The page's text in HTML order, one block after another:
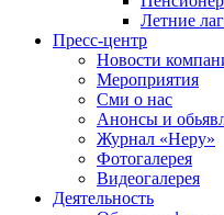
Летние
Пресс-центр
Новости
Мероприятия
Сми о нас
Анонсы и
Журнал «Неру»
Фотогалерея
Видеогалерея
Деятельность